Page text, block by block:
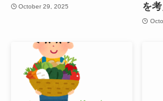
October 29, 2025
を